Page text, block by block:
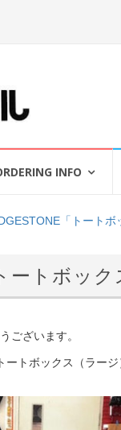
INFO
「トートボ
トボック
ございます。
ートボックス（ラージ